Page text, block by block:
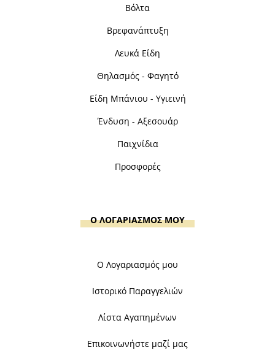
Βόλτα
Βρεφανάπτυξη
Λευκά Είδη
Θηλασμός - Φαγητό
Είδη Μπάνιου - Υγιεινή
Ένδυση - Αξεσουάρ
Παιχνίδια
Προσφορές
Ο ΛΟΓΑΡΙΑΣΜΟΣ ΜΟΥ
Ο Λογαριασμός μου
Ιστορικό Παραγγελιών
Λίστα Αγαπημένων
Επικοινωνήστε μαζί μας